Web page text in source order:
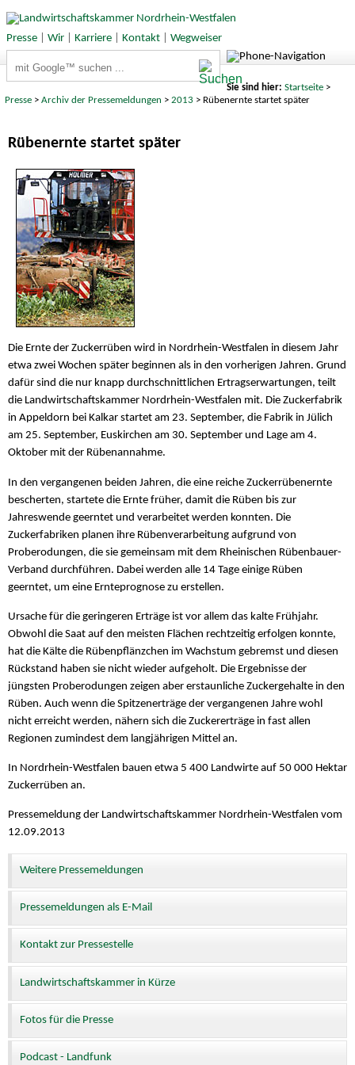
Presse| Wir| Karriere| Kontakt| Wegweiser
Sie sind hier: Startseite>
Presse >Archiv der Pressemeldungen > 2013 > Rübenernte startet später
Rübenernte startet später
Die Ernte der Zuckerrüben wird in Nordrhein-Westfalen in diesem Jahr
etwa zwei Wochen später beginnen als in den vorherigen Jahren. Grund
dafür sind die nur knapp durchschnittlichen Ertragserwartungen, teilt
die Landwirtschaftskammer Nordrhein-Westfalen mit. Die Zuckerfabrik
in Appeldorn bei Kalkar startet am 23. September, die Fabrik in Jülich
am 25. September, Euskirchen am 30. September und Lage am 4.
Oktober mit der Rübenannahme.
In den vergangenen beiden Jahren, die eine reiche Zuckerrübenernte
bescherten, startete die Ernte früher, damit die Rüben bis zur
Jahreswende geerntet und verarbeitet werden konnten. Die
Zuckerfabriken planen ihre Rübenverarbeitung aufgrund von
Proberodungen, die sie gemeinsam mit dem Rheinischen Rübenbauer-
Verband durchführen. Dabei werden alle 14 Tage einige Rüben
geerntet, um eine Ernteprognose zu erstellen.
Ursache für die geringeren Erträge ist vor allem das kalte Frühjahr.
Obwohl die Saat auf den meisten Flächen rechtzeitig erfolgen konnte,
hat die Kälte die Rübenpflänzchen im Wachstum gebremst und diesen
Rückstand haben sie nicht wieder aufgeholt. Die Ergebnisse der
jüngsten Proberodungen zeigen aber erstaunliche Zuckergehalte in den
Rüben. Auch wenn die Spitzenerträge der vergangenen Jahre wohl
nicht erreicht werden, nähern sich die Zuckererträge in fast allen
Regionen zumindest dem langjährigen Mittel an.
In Nordrhein-Westfalen bauen etwa 5 400 Landwirte auf 50 000 Hektar
Zuckerrüben an.
Pressemeldung der Landwirtschaftskammer Nordrhein-Westfalen vom
12.09.2013
Weitere Pressemeldungen
Pressemeldungen als E-Mail
Kontakt zur Pressestelle
Landwirtschaftskammer in Kürze
Fotos für die Presse
Podcast - Landfunk